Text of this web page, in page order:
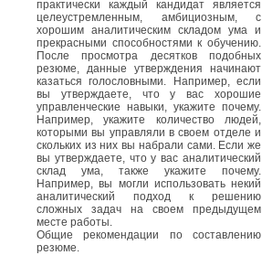
практически каждый кандидат является
целеустремленным, амбициозным, с
хорошим аналитическим складом ума и
прекрасными способностями к обучению.
После просмотра десятков подобных
резюме, данные утверждения начинают
казаться голословными. Например, если
вы утверждаете, что у вас хорошие
управленческие навыки, укажите почему.
Например, укажите количество людей,
которыми вы управляли в своем отделе и
скольких из них вы набрали сами. Если же
вы утверждаете, что у вас аналитический
склад ума, также укажите почему.
Например, вы могли использовать некий
аналитический подход к решению
сложных задач на своем предыдущем
месте работы.
Общие рекомендации по составлению
резюме.